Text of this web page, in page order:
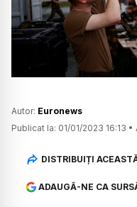
Autor: Euronews
Publicat la: 01/01/2023 16:13 •
DISTRIBUIȚI
ADAUGĂ-NE CA